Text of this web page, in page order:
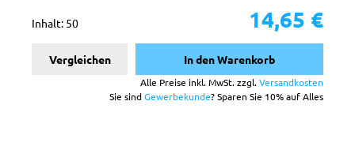
Inhalt: 50 14,65 €
Vergleichen In den Warenkorb
Alle Preise inkl. MwSt. zzgl.Versandkosten
Sie sindGewerbekunde? Sparen Sie 10% auf Alles